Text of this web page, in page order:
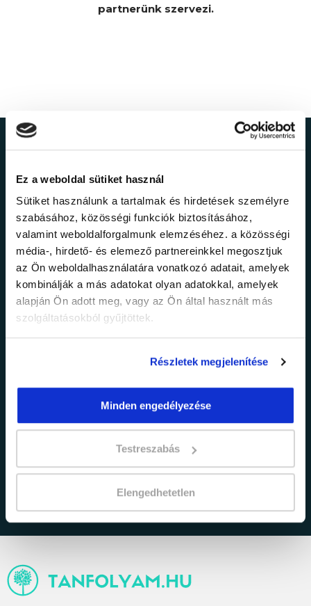
Ez a weboldal sütiket használ
Sütiket használunk a tartalmak és hirdetések személyre
szabásához, közösségi funkciók biztosításához,
valamint weboldalforgalmunk elemzéséhez. a közösségi
média-, hirdető- és elemező partnereinkkel megosztjuk
az Ön weboldalhasználatára vonatkozó adatait, amelyek
kombinálják a más adatokat olyan adatokkal, amelyek
alapján Ön adott meg, vagy az Ön által használt más
szolgáltatásokból gyűjtöttek.
Részletek megjelenítése
Minden engedélyezése
Testreszabás
Elengedhetetlen
partnerünk szervezi.
Ne maradj le a
legfrissebb
információkról!
Értesülj elsőként legújabb tanfolyamainkról,
legfrissebb híreinkről és időszakos
promócióinkról.
Elfogadom azadatkezelési tájékoztatóban